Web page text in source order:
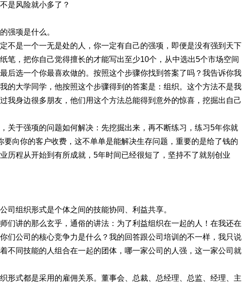
是风险就小多了？
强项是什么。
不是一个一无是处的人，你一定有自己的强项，即便是没有强到天下
笔，把你自己觉得擅长的才能写出至少10个，从中选出5个市场空间
后选一个你最喜欢做的。按照这个步骤你找到答案了吗？我告诉你我
的大学同学，他按照这个步骤得到的答案是：组织。这个方法不是我
我身边很多朋友，他们用这个方法总能得到意外的惊喜，挖掘出自己
关于强项的问题如何解决：先挖掘出来，再不断练习，练习5年你就
向你的客户收费，这不单单是能解决生存问题，重要的是给了钱的
历程从开始到有所成就，5年时间已经很短了，坚持不了就别创业
司组织形式是个体之间的技能协同、利益共享。
们讲的那么玄乎，通俗的讲法：为了利益组织在一起的人！在我还在
们公司的核心竞争力是什么？我的回答跟公司培训的不一样，我只说
不同技能的人组合在一起的团体，哪一家公司的人强，这一家公司就
形式都是采用的雇佣关系。董事会、总裁、总经理、总监、经理、主